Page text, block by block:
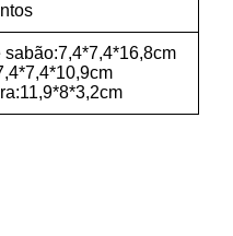
sabão:7,4*7,4*16,8cm